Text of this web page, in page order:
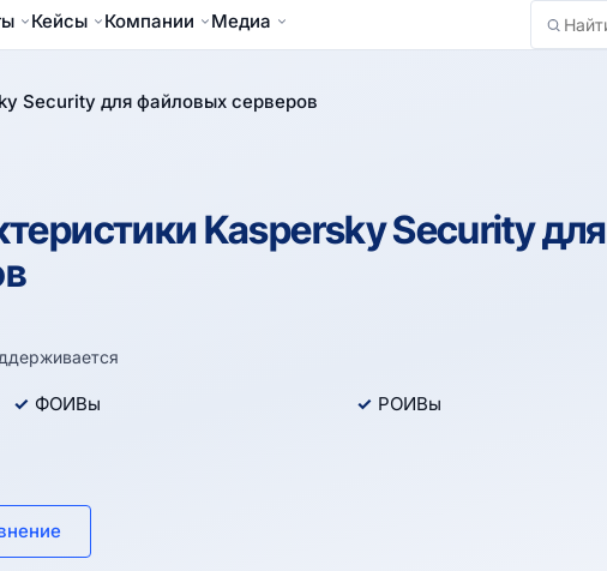
Кейсы Компании Медиа
Найти
Security для файловых серверов
Kaspersky Security для
ФОИВы
РОИВы